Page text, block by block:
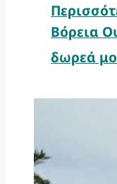
Βόρεια
δωρεά